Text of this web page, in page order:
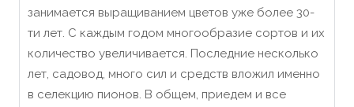
занимается выращиванием цветов уже более 30-
ти лет. С каждым годом многообразие сортов и их
количество увеличивается. Последние несколько
лет, садовод, много сил и средств вложил именно
в селекцию пионов. В общем, приедем и все